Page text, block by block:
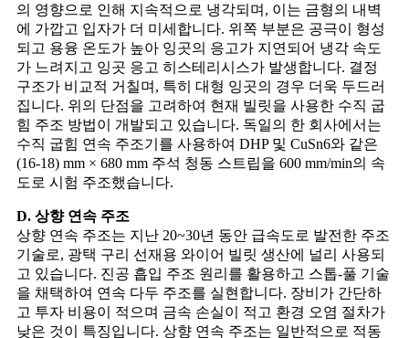
의 영향으로 인해 지속적으로 냉각되며, 이는 금형의 내벽
에 가깝고 입자가 더 미세합니다. 위쪽 부분은 공극이 형성
되고 용융 온도가 높아 잉곳의 응고가 지연되어 냉각 속도
가 느려지고 잉곳 응고 히스테리시스가 발생합니다. 결정
구조가 비교적 거칠며, 특히 대형 잉곳의 경우 더욱 두드러
집니다. 위의 단점을 고려하여 현재 빌릿을 사용한 수직 굽
힘 주조 방법이 개발되고 있습니다. 독일의 한 회사에서는
수직 굽힘 연속 주조기를 사용하여 DHP 및 CuSn6와 같은
(16-18) mm × 680 mm 주석 청동 스트립을 600 mm/min의 속
도로 시험 주조했습니다.
D. 상향 연속 주조
상향 연속 주조는 지난 20~30년 동안 급속도로 발전한 주조
기술로, 광택 구리 선재용 와이어 빌릿 생산에 널리 사용되
고 있습니다. 진공 흡입 주조 원리를 활용하고 스톱-풀 기술
을 채택하여 연속 다두 주조를 실현합니다. 장비가 간단하
고 투자 비용이 적으며 금속 손실이 적고 환경 오염 절차가
낮은 것이 특징입니다. 상향 연속 주조는 일반적으로 적동